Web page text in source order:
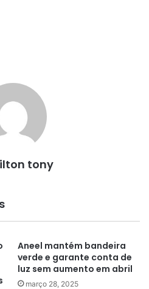
tony
Aneel mantém bandeira
verde e garante conta de
luz sem aumento em abril
março 28, 2025